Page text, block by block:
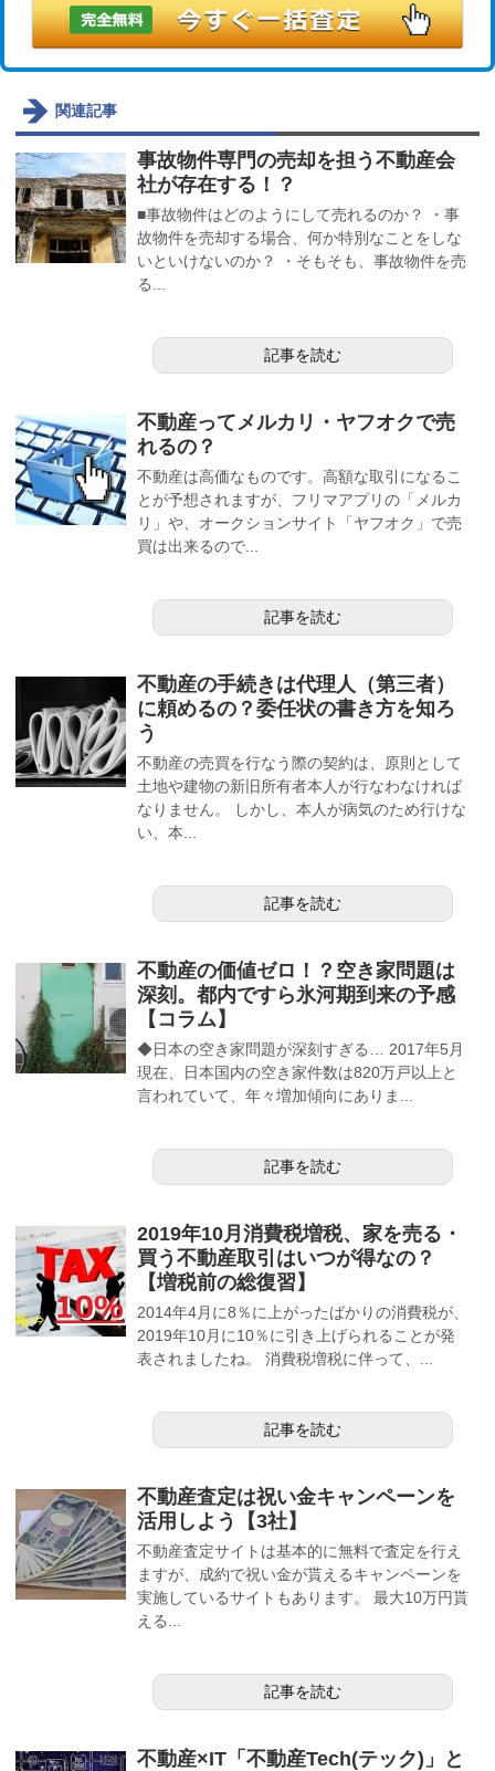
関連記事
事故物件専門の売却を担う不動産会
社が存在する！？
■事故物件はどのようにして売れるのか？ ・事
故物件を売却する場合、何か特別なことをしな
いといけないのか？ ・そもそも、事故物件を売
る...
記事を読む
不動産ってメルカリ・ヤフオクで売
れるの？
不動産は高価なものです。高額な取引になるこ
とが予想されますが、フリマアプリの「メルカ
リ」や、オークションサイト「ヤフオク」で売
買は出来るので...
記事を読む
不動産の手続きは代理人（第三者）
に頼めるの？委任状の書き方を知ろ
う
不動産の売買を行なう際の契約は、原則として
土地や建物の新旧所有者本人が行なわなければ
なりません。 しかし、本人が病気のため行けな
い、本...
記事を読む
不動産の価値ゼロ！？空き家問題は
深刻。都内ですら氷河期到来の予感
【コラム】
◆日本の空き家問題が深刻すぎる… 2017年5月
現在、日本国内の空き家件数は820万戸以上と
言われていて、年々増加傾向にありま...
記事を読む
2019年10月消費税増税、家を売る・
買う不動産取引はいつが得なの？
【増税前の総復習】
2014年4月に8％に上がったばかりの消費税が、
2019年10月に10％に引き上げられることが発
表されましたね。 消費税増税に伴って、...
記事を読む
不動産査定は祝い金キャンペーンを
活用しよう【3社】
不動産査定サイトは基本的に無料で査定を行え
ますが、成約で祝い金が貰えるキャンペーンを
実施しているサイトもあります。 最大10万円貰
える...
記事を読む
不動産×IT「不動産Tech(テック)」と